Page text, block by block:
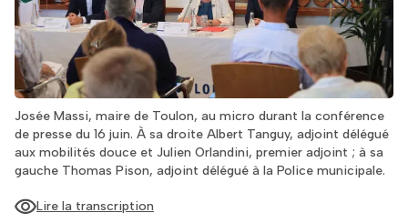
Josée Massi, maire de Toulon, au micro durant la conférence
de presse du 16 juin. À sa droite Albert Tanguy, adjoint délégué
aux mobilités douce et Julien Orlandini, premier adjoint ; à sa
gauche Thomas Pison, adjoint délégué à la Police municipale.
Lire la transcription